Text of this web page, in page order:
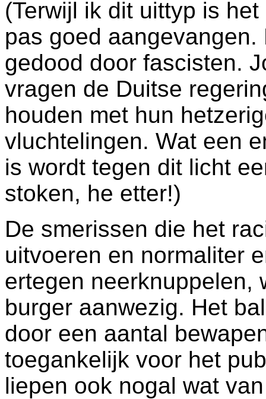
(Terwijl ik dit uittyp is
pas goed
gedood door fascisten.
vragen de Duitse
houden met hun
vluchtelingen. Wat een
is wordt tegen dit licht
stoken, he etter!)
De smerissen die het
uitvoeren en normaliter
ertegen neerknuppelen,
burger aanwezig. Het
door een aantal
toegankelijk voor het
liepen ook nogal wat